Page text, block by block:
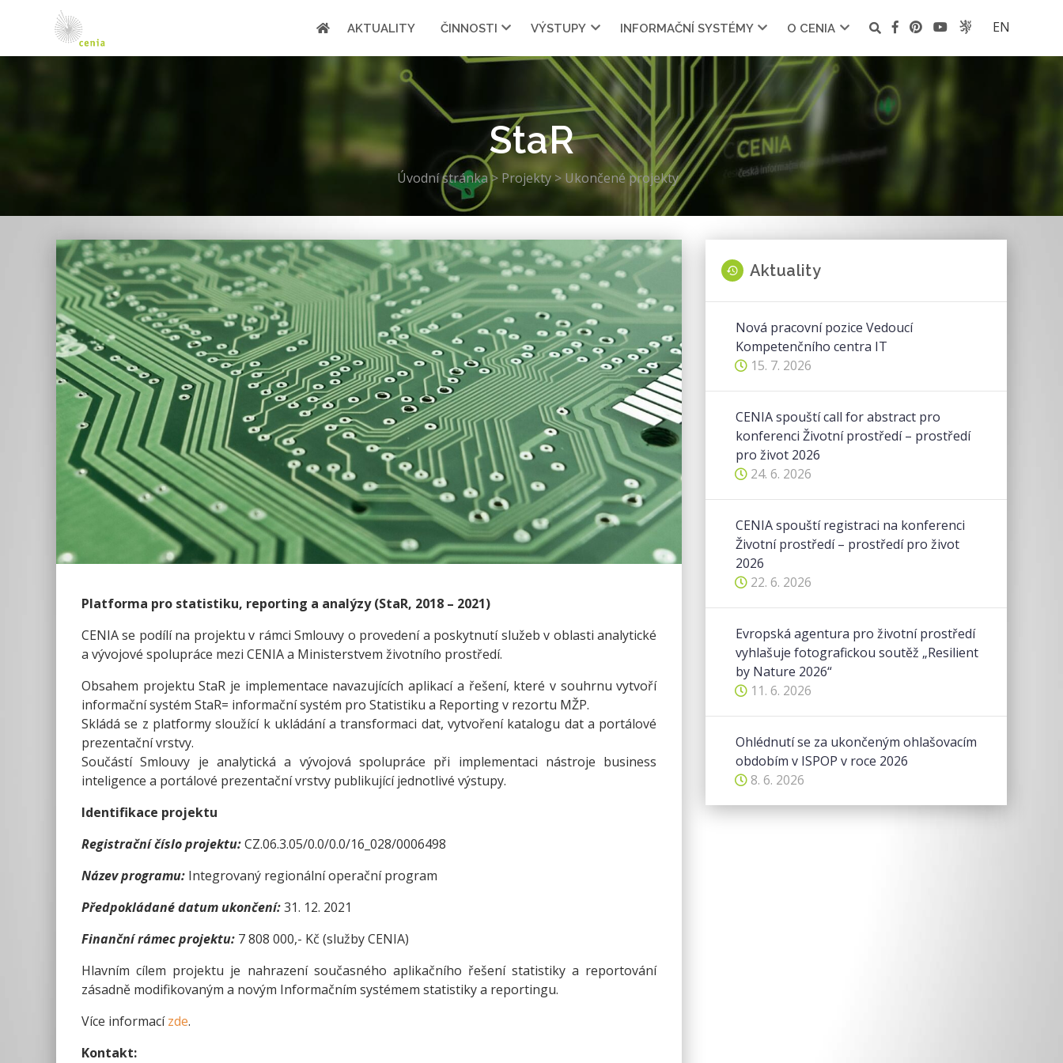
AKTUALITY ČINNOSTI VÝSTUPY INFORMAČNÍ SYSTÉMY O CENIA EN
StaR
Úvodní stránka> Projekty> Ukončené projekty
Platforma pro statistiku, reporting a analýzy (StaR, 2018 – 2021)
CENIA se podílí na projektu v rámci Smlouvy o provedení a poskytnutí služeb v oblasti analytické
a vývojové spolupráce mezi CENIA a Ministerstvem životního prostředí.
Obsahem projektu StaR je implementace navazujících aplikací a řešení, které v souhrnu vytvoří
informační systém StaR= informační systém pro Statistiku a Reporting v rezortu MŽP.
Skládá se z platformy sloužící k ukládání a transformaci dat, vytvoření katalogu dat a portálové
prezentační vrstvy.
Součástí Smlouvy je analytická a vývojová spolupráce při implementaci nástroje business
inteligence a portálové prezentační vrstvy publikující jednotlivé výstupy.
Identifikace projektu
Registrační číslo projektu:CZ.06.3.05/0.0/0.0/16_028/0006498
Název programu: Integrovaný regionální operační program
Předpokládané datum ukončení:31. 12. 2021
Finanční rámec projektu: 7 808 000,- Kč (služby CENIA)
Hlavním cílem projektu je nahrazení současného aplikačního řešení statistiky a reportování
zásadně modifikovaným a novým Informačním systémem statistiky a reportingu.
Více informacízde.
Kontakt:
Aktuality
Nová pracovní pozice Vedoucí
Kompetenčního centra IT
15. 7. 2026
CENIA spouští call for abstract pro
konferenci Životní prostředí – prostředí
pro život 2026
24. 6. 2026
CENIA spouští registraci na konferenci
Životní prostředí – prostředí pro život
2026
22. 6. 2026
Evropská agentura pro životní prostředí
vyhlašuje fotografickou soutěž „Resilient
by Nature 2026“
11. 6. 2026
Ohlédnutí se za ukončeným ohlašovacím
obdobím v ISPOP v roce 2026
8. 6. 2026